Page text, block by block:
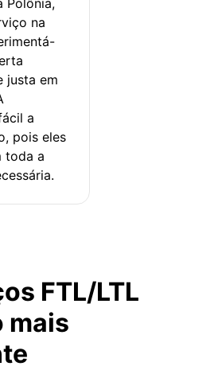
na
justa em
a
pois eles
toda a
FTL/LTL
mais